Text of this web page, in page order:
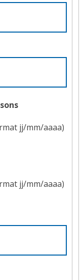
jj/mm/aaaa)
jj/mm/aaaa)